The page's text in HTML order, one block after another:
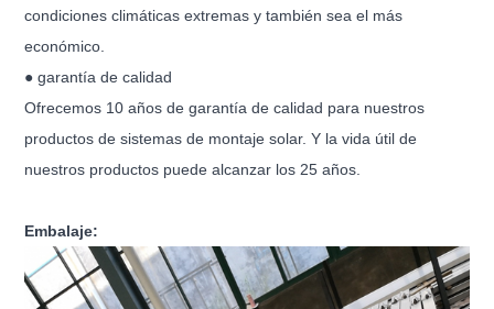
condiciones climáticas extremas y también sea el más
económico.
● garantía de calidad
Ofrecemos 10 años de garantía de calidad para nuestros
productos de sistemas de montaje solar. Y la vida útil de
nuestros productos puede alcanzar los 25 años.
Embalaje: